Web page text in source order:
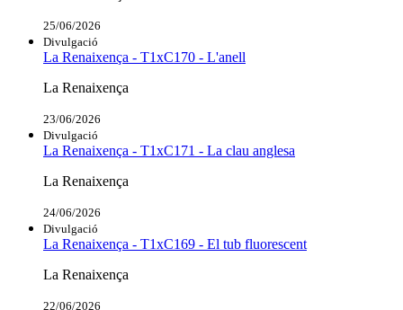
25/06/2026
Divulgació
La Renaixença - T1xC170 - L'anell
La Renaixença
23/06/2026
Divulgació
La Renaixença - T1xC171 - La clau anglesa
La Renaixença
24/06/2026
Divulgació
La Renaixença - T1xC169 - El tub fluorescent
La Renaixença
22/06/2026